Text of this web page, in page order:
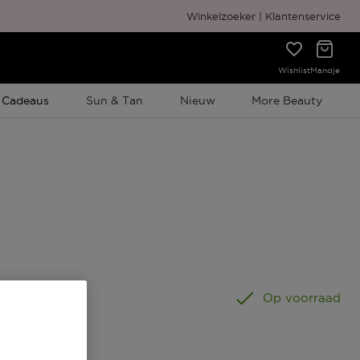
Gratis cadeauverpakking
Winkelzoeker Klantenservice
WishlistMandje
Sun & Tan Nieuw More Beauty
Op voorraad